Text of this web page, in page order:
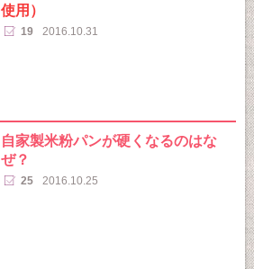
使用）
19 2016.10.31
自家製米粉パンが硬くなるのはな
ぜ？
25 2016.10.25